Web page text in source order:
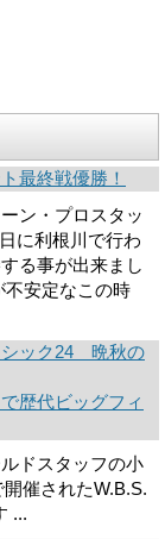
最終戦優勝！
ン・プロスタッ
に利根川で行わ
る事が出来まし
不安定なこの時
ック24 晩秋の
歴代ビッグフィ
ドスタッフの小
催されたW.B.S.
...